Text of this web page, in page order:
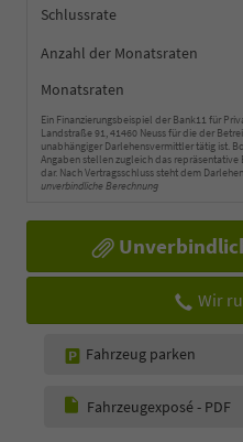
Schlussrate
Anzahl der Monatsraten
Monatsraten
Ein Finanzierungsbeispiel der Bank11 für
Landstraße 91, 41460 Neuss für die der
unabhängiger Darlehensvermittler tätig ist.
Angaben stellen zugleich das repräsentative
dar. Nach Vertragsschluss steht dem
unverbindliche Berechnung
Wir
Fahrzeug parken
Fahrzeugexposé - PDF